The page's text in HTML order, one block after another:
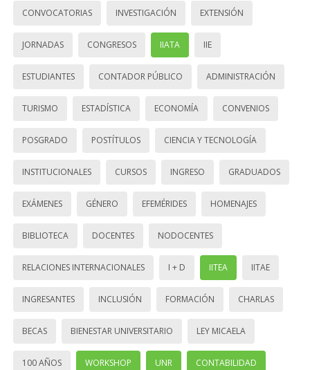
CONVOCATORIAS INVESTIGACIÓN EXTENSIÓN
JORNADAS CONGRESOS IIATA IIE
ESTUDIANTES CONTADOR PÚBLICO ADMINISTRACIÓN
TURISMO ESTADÍSTICA ECONOMÍA CONVENIOS
POSGRADO POSTÍTULOS CIENCIA Y TECNOLOGÍA
INSTITUCIONALES CURSOS INGRESO GRADUADOS
EXÁMENES GÉNERO EFEMÉRIDES HOMENAJES
BIBLIOTECA DOCENTES NODOCENTES
RELACIONES INTERNACIONALES I + D IITEA IITAE
INGRESANTES INCLUSIÓN FORMACIÓN CHARLAS
BECAS BIENESTAR UNIVERSITARIO LEY MICAELA
100 AÑOS WORKSHOP UNR CONTABILIDAD